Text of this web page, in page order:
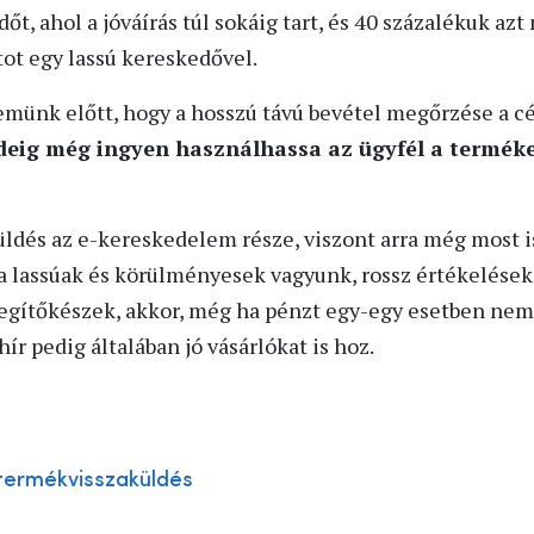
ahol a jóváírás túl sokáig tart, és 40 százalékuk
egy lassú kereskedővel.
előtt, hogy a hosszú távú bevétel megőrzése a
még ingyen használhassa az ügyfél a
az e-kereskedelem része, viszont arra még most
lassúak és körülményesek vagyunk, rossz
akkor, még ha pénzt egy-egy esetben
pedig általában jó vásárlókat is hoz.